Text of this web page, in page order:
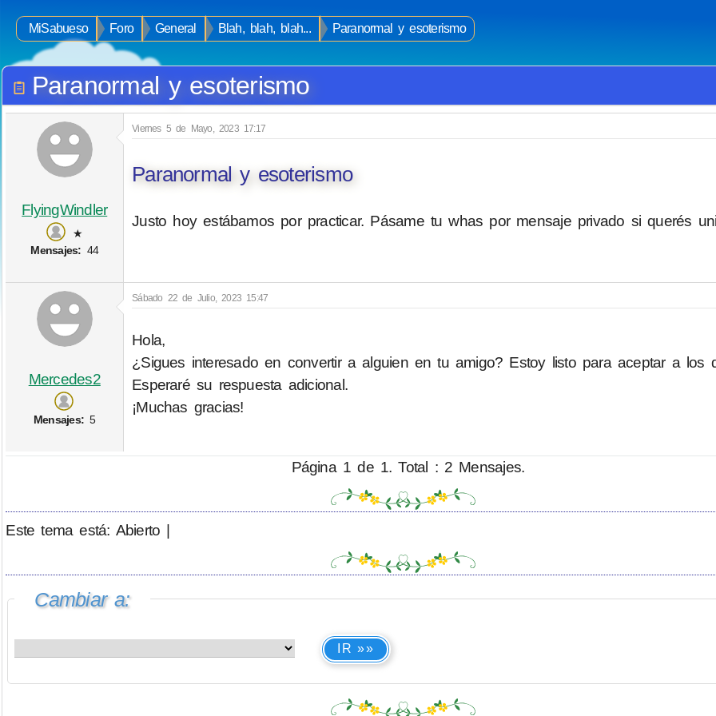
MiSabueso Foro General Blah, blah, blah... Paranormal y esoterismo
Paranormal y esoterismo
FlyingWindler
★
Mensajes: 44
Viernes 5 de Mayo, 2023 17:17
Paranormal y esoterismo
Justo hoy estábamos por practicar. Pásame tu whas por mensaje privado si querés
Mercedes2
Mensajes: 5
Sábado 22 de Julio, 2023 15:47
Hola,
¿Sigues interesado en convertir a alguien en tu amigo? Estoy listo para aceptar a los
Esperaré su respuesta adicional.
¡Muchas gracias!
Página 1 de 1. Total : 2 Mensajes.
Este tema está: Abierto |
Cambiar a:
IR »»